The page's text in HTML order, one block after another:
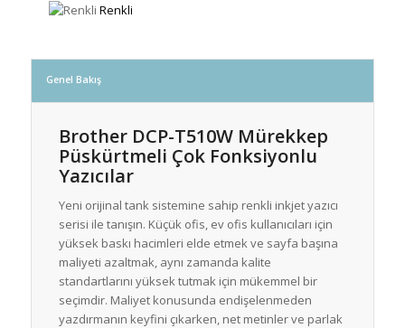
Renkli
Genel Bakış
Brother DCP-T510W Mürekkep
Püskürtmeli Çok Fonksiyonlu
Yazıcılar
Yeni orijinal tank sistemine sahip renkli inkjet yazıcı
serisi ile tanışın. Küçük ofis, ev ofis kullanıcıları için
yüksek baskı hacimleri elde etmek ve sayfa başına
maliyeti azaltmak, aynı zamanda kalite
standartlarını yüksek tutmak için mükemmel bir
seçimdir. Maliyet konusunda endişelenmeden
yazdırmanın keyfini çıkarken, net metinler ve parlak